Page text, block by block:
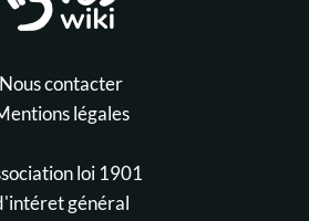
Nous contacter
légales
loi 1901
général